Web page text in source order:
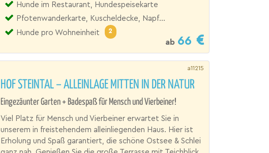
Hunde im Restaurant, Hundespeisekarte
Pfotenwanderkarte, Kuscheldecke, Napf...
Hunde pro Wohneinheit
2
ab 66
a11215
HOF STEINTAL – ALLEINLAGE MITTEN IN DER NATUR
Eingezäunter Garten + Badespaß für Mensch und Vierbeiner!
Viel Platz für Mensch und Vierbeiner erwartet Sie in
unserem in freistehendem alleinliegenden Haus. Hier ist
Erholung und Spaß garantiert, die schöne Ostsee & Schlei